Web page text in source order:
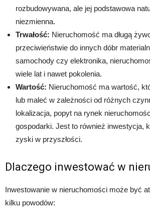
rozbudowywana, ale jej podstawowa
niezmienna.
Trwałość: Nieruchomość ma długą
przeciwieństwie do innych dóbr
samochody czy elektronika,
wiele lat i nawet pokolenia.
Wartość: Nieruchomość ma wartość,
lub maleć w zależności od różnych
lokalizacja, popyt na rynek
gospodarki. Jest to również inwestycja,
zyski w przyszłości.
Dlaczego inwestować w
Inwestowanie w nieruchomości może być
kilku powodów: